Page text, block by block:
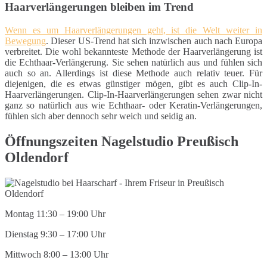
Haarverlängerungen bleiben im Trend
Wenn es um Haarverlängerungen geht, ist die Welt weiter in
Bewegung. Dieser US-Trend hat sich inzwischen auch nach Europa
verbreitet. Die wohl bekannteste Methode der Haarverlängerung ist
die Echthaar-Verlängerung. Sie sehen natürlich aus und fühlen sich
auch so an. Allerdings ist diese Methode auch relativ teuer. Für
diejenigen, die es etwas günstiger mögen, gibt es auch Clip-In-
Haarverlängerungen. Clip-In-Haarverlängerungen sehen zwar nicht
ganz so natürlich aus wie Echthaar- oder Keratin-Verlängerungen,
fühlen sich aber dennoch sehr weich und seidig an.
Öffnungszeiten Nagelstudio Preußisch
Oldendorf
Montag 11:30 – 19:00 Uhr
Dienstag 9:30 – 17:00 Uhr
Mittwoch 8:00 – 13:00 Uhr